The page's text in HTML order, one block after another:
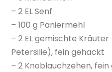
– 2 EL Senf
– 100 g Paniermehl
– 2 EL gemischte Kräuter
Petersilie), fein gehackt
– 2 Knoblauchzehen,